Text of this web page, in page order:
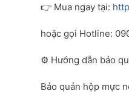
👉 Mua ngay tại:
hoặc gọi Hotline:
⚙️ Hướng dẫn bảo
Bảo quản hộp mực